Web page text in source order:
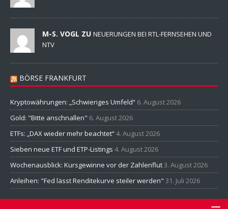
M-S. VOGL ZU NEUERUNGEN BEI RTL-FERNSEHEN UND
NTV
BÖRSE FRANKFURT
Kryptowährungen: „Schwieriges Umfeld“ 6. August 2026
Gold: "Bitte anschnallen" 6. August 2026
ETFs: „DAX wieder mehr beachtet“4. August 2026
Sieben neue ETF und ETP-Listings 4. August 2026
Wochenausblick: Kursgewinne vor der Zahlenflut3. August 2026
Anleihen: "Fed lässt Renditekurve steiler werden" 31. Juli 2026